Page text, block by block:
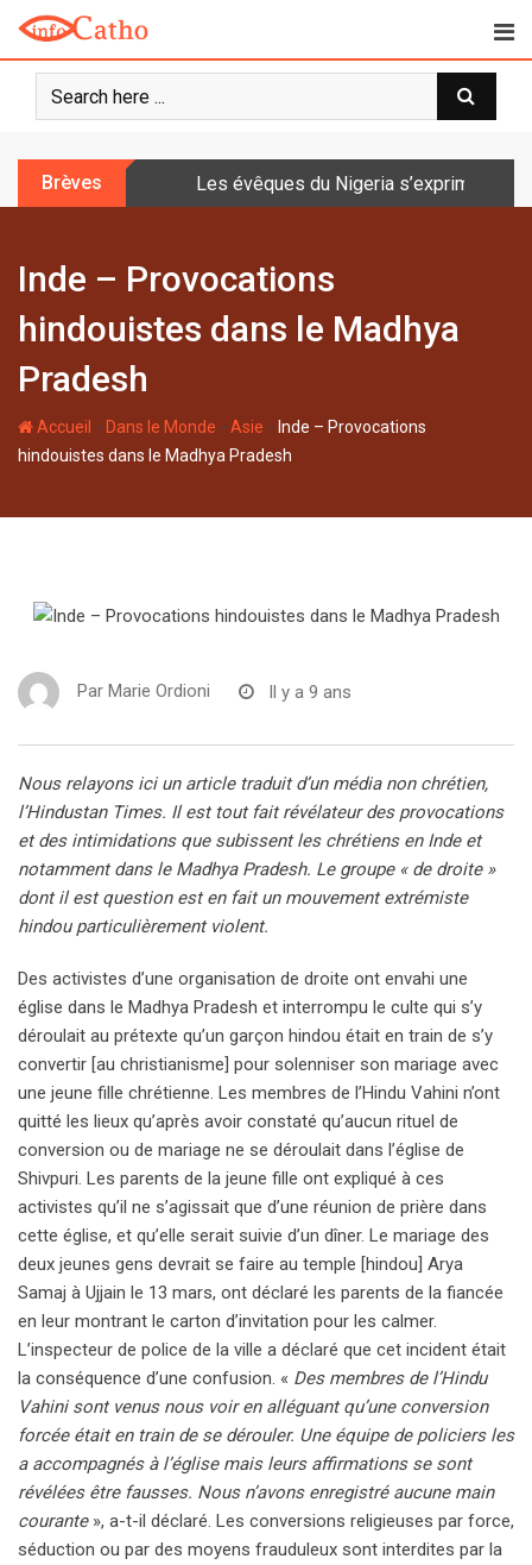
o
Brèves Les évêques du Nigeria s’expriment
Inde – Provocations
hindouistes dans le Madhya
Pradesh
Accueil - Dans le Monde -Asie - Inde – Provocations
hindouistes dans le Madhya Pradesh
Par Marie Ordioni Il y a 9 ans
Nous relayons ici un article traduit d’un média non chrétien,
l’Hindustan Times. Il est tout fait révélateur des provocations
et des intimidations que subissent les chrétiens en Inde et
notamment dans le Madhya Pradesh. Le groupe « de droite »
dont il est question est en fait un mouvement extrémiste
hindou particulièrement violent.
Des activistes d’une organisation de droite ont envahi une
église dans le Madhya Pradesh et interrompu le culte qui s’y
déroulait au prétexte qu’un garçon hindou était en train de s’y
convertir [au christianisme] pour solenniser son mariage avec
une jeune fille chrétienne. Les membres de l’Hindu Vahini n’ont
quitté les lieux qu’après avoir constaté qu’aucun rituel de
conversion ou de mariage ne se déroulait dans l’église de
Shivpuri. Les parents de la jeune fille ont expliqué à ces
activistes qu’il ne s’agissait que d’une réunion de prière dans
cette église, et qu’elle serait suivie d’un dîner. Le mariage des
deux jeunes gens devrait se faire au temple [hindou] Arya
Samaj à Ujjain le 13 mars, ont déclaré les parents de la fiancée
en leur montrant le carton d’invitation pour les calmer.
L’inspecteur de police de la ville a déclaré que cet incident était
la conséquence d’une confusion. « Des membres de l’Hindu
Vahini sont venus nous voir en alléguant qu’une conversion
forcée était en train de se dérouler. Une équipe de policiers les
a accompagnés à l’église mais leurs affirmations se sont
révélées être fausses. Nous n’avons enregistré aucune main
courante», a-t-il déclaré. Les conversions religieuses par force,
séduction ou par des moyens frauduleux sont interdites par la